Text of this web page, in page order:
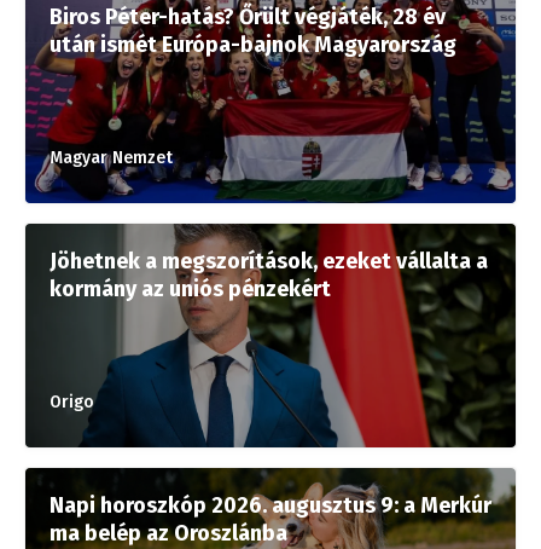
Biros Péter-hatás? Őrült végjáték, 28 év
után ismét Európa-bajnok Magyarország
Magyar Nemzet
Jöhetnek a megszorítások, ezeket vállalta a
kormány az uniós pénzekért
Origo
Napi horoszkóp 2026. augusztus 9: a Merkúr
ma belép az Oroszlánba